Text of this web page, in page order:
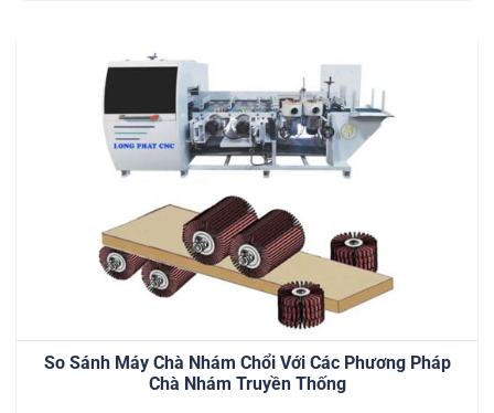
So Sánh Máy Chà Nhám Chổi Với Các Phương Pháp
Chà Nhám Truyền Thống